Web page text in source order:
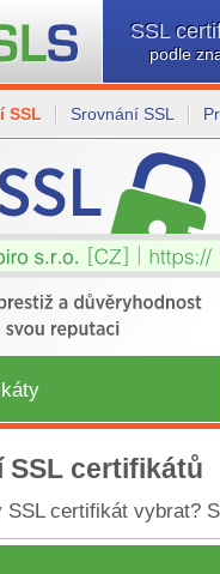
SSL
podle
SSL Srovnání SSL
SSL certifikátů
SSL certifikát vybrat?